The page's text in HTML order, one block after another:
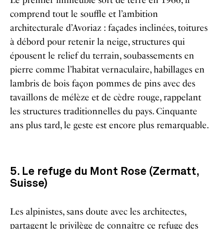
comprend tout le souffle et l’ambition
architecturale d’Avoriaz : façades inclinées, toitures
à débord pour retenir la neige, structures qui
épousent le relief du terrain, soubassements en
pierre comme l’habitat vernaculaire, habillages en
lambris de bois façon pommes de pins avec des
tavaillons de mélèze et de cèdre rouge, rappelant
les structures traditionnelles du pays. Cinquante
ans plus tard, le geste est encore plus remarquable.
5. Le refuge du Mont Rose (Zermatt,
Suisse)
Les alpinistes, sans doute avec les architectes,
partagent le privilège de connaître ce refuge des